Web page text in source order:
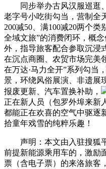
同步举办古风汉服巡逛、
老字号小吃街勾当，营制全
200减50、满100减20两个
全域文旅”的消费闭环，概
外，指导旅客配合参取沉浸
在沉点商圈、农贸市场完美
在万达·马力全开”系列勾当
景，环绕风俗展演、非遗展
报废更新、汽车置换补助，
正在新人员（包罗外埠来新
都能正在欢喜的空气中驱逐
拾童年戏雪的纯粹乐趣！
声明：本文由入驻搜狐平
前提新能源乘用车的，激励
票（含电子票）的来洛旅客